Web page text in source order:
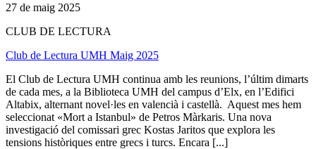
27 de maig 2025
CLUB DE LECTURA
Club de Lectura UMH Maig 2025
El Club de Lectura UMH continua amb les reunions, l’últim dimarts
de cada mes, a la Biblioteca UMH del campus d’Elx, en l’Edifici
Altabix, alternant novel·les en valencià i castellà. Aquest mes hem
seleccionat «Mort a Istanbul» de Petros Màrkaris. Una nova
investigació del comissari grec Kostas Jaritos que explora les
tensions històriques entre grecs i turcs. Encara [...]